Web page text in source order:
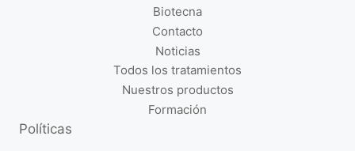
Biotecna
Contacto
Noticias
Todos los tratamientos
Nuestros productos
Formación
Políticas